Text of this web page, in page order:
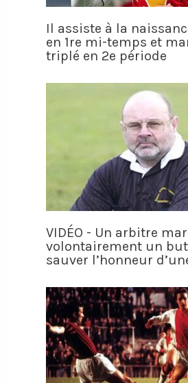
Il assiste à la
en 1re mi-temps et
triplé en 2e période
VIDÉO - Un arbitre
volontairement un
sauver l’honneur